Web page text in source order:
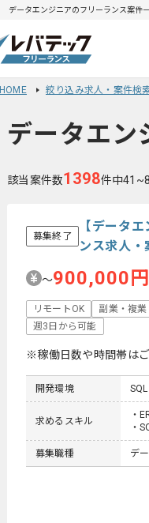
データエンジニアのフリーランス案件
HOME 絞り込み求人・案件検
データエン
該当案件数1398件中
募集終了
【データエ
ンス求人・
〜900,000円
リモートOK 副業・複業
週3日から可能
※稼働日数や時間帯は
開発環境 SQL
求めるスキル
・
・
募集職種 デ